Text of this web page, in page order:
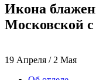
Икона
Московской
19 Апреля / 2 Мая